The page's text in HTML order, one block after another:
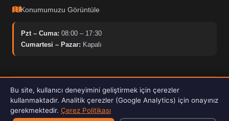
Konumumuzu Görüntüle
Pzt – Cuma: 08:00 – 17:30
Cumartesi – Pazar: Kapalı
© 2025 Sacdan Adam. Tüm hakları saklıdır.
Hardox İşleme ISO Kalite 30kW Fiber Lazer
Bu site, kullanıcı deneyimini geliştirmek için çerezler
kullanmaktadır. Analitik çerezler (Google Analytics) için onayınız
gerekmektedir. Çerez Politikası